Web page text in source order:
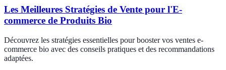
Les Meilleures Stratégies de Vente pour l'E-
commerce de Produits Bio
Découvrez les stratégies essentielles pour booster vos ventes e-
commerce bio avec des conseils pratiques et des recommandations
adaptées.